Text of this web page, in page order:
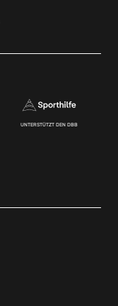
UNTERSTÜTZT DEN DBB